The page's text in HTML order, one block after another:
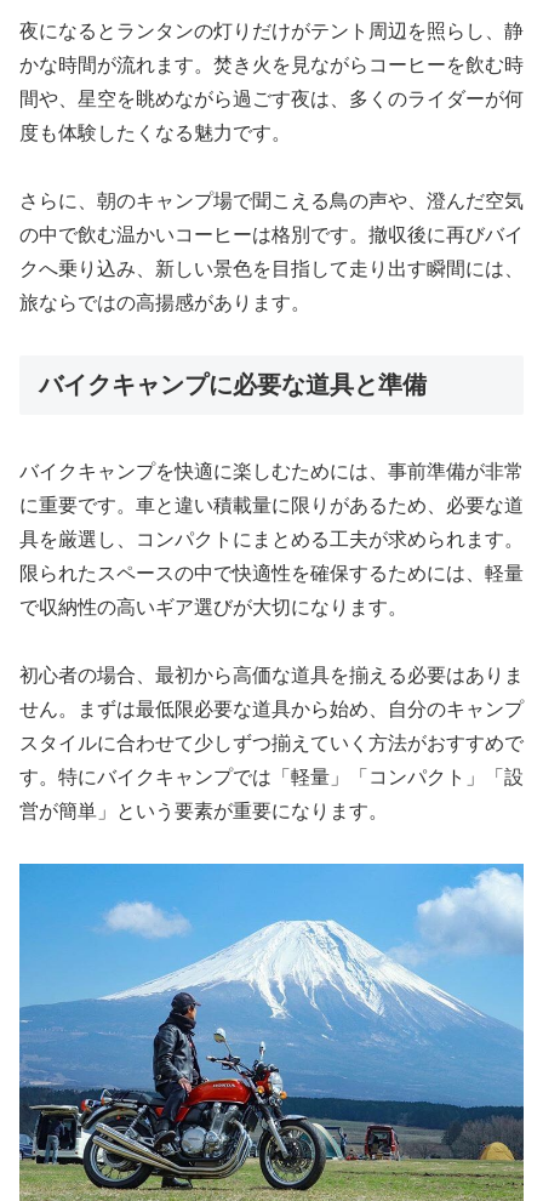
夜になるとランタンの灯りだけがテント周辺を照らし、静
かな時間が流れます。焚き火を見ながらコーヒーを飲む時
間や、星空を眺めながら過ごす夜は、多くのライダーが何
度も体験したくなる魅力です。
さらに、朝のキャンプ場で聞こえる鳥の声や、澄んだ空気
の中で飲む温かいコーヒーは格別です。撤収後に再びバイ
クへ乗り込み、新しい景色を目指して走り出す瞬間には、
旅ならではの高揚感があります。
バイクキャンプに必要な道具と準備
バイクキャンプを快適に楽しむためには、事前準備が非常
に重要です。車と違い積載量に限りがあるため、必要な道
具を厳選し、コンパクトにまとめる工夫が求められます。
限られたスペースの中で快適性を確保するためには、軽量
で収納性の高いギア選びが大切になります。
初心者の場合、最初から高価な道具を揃える必要はありま
せん。まずは最低限必要な道具から始め、自分のキャンプ
スタイルに合わせて少しずつ揃えていく方法がおすすめで
す。特にバイクキャンプでは「軽量」「コンパクト」「設
営が簡単」という要素が重要になります。